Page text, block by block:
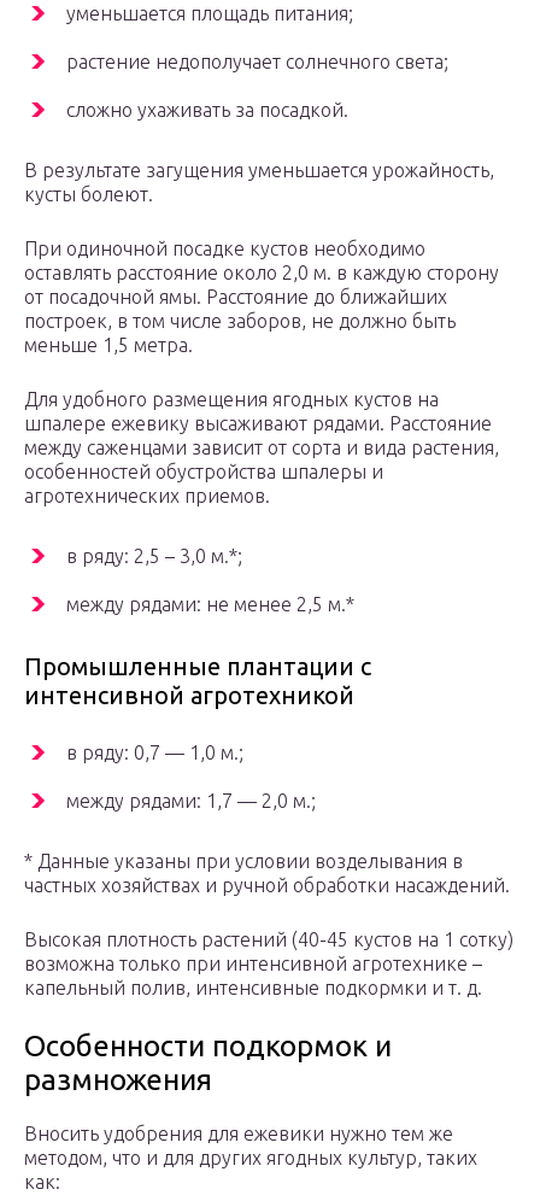
уменьшается площадь питания;
растение недополучает солнечного света;
сложно ухаживать за посадкой.
В результате загущения уменьшается урожайность,
кусты болеют.
При одиночной посадке кустов необходимо
оставлять расстояние около 2,0 м. в каждую сторону
от посадочной ямы. Расстояние до ближайших
построек, в том числе заборов, не должно быть
меньше 1,5 метра.
Для удобного размещения ягодных кустов на
шпалере ежевику высаживают рядами. Расстояние
между саженцами зависит от сорта и вида растения,
особенностей обустройства шпалеры и
агротехнических приемов.
в ряду: 2,5 – 3,0 м.*;
между рядами: не менее 2,5 м.*
Промышленные плантации с
интенсивной агротехникой
в ряду: 0,7 — 1,0 м.;
между рядами: 1,7 — 2,0 м.;
* Данные указаны при условии возделывания в
частных хозяйствах и ручной обработки насаждений.
Высокая плотность растений (40-45 кустов на 1 сотку)
возможна только при интенсивной агротехнике –
капельный полив, интенсивные подкормки и т. д.
Особенности подкормок и
размножения
Вносить удобрения для ежевики нужно тем же
методом, что и для других ягодных культур, таких
как: